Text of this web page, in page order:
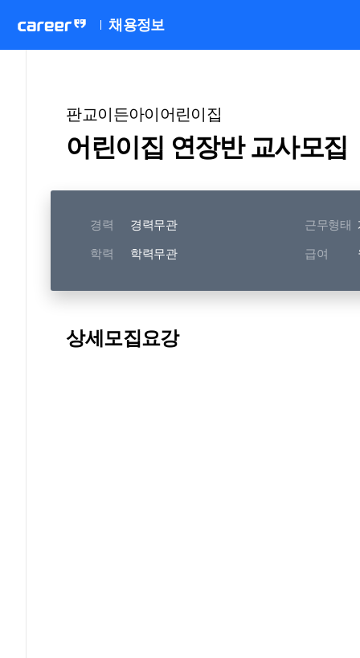
채용정보
판교이든아이어린이집
어린이집 연장반 교사모집
경력 경력무관 근무형태
학력 학력무관 급여
상세모집요강